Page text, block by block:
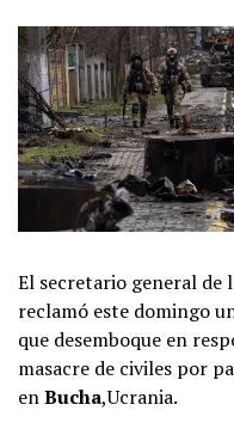
El secretario general de
reclamó este domingo
que desemboque en
masacre de civiles por
enBucha,Ucrania.